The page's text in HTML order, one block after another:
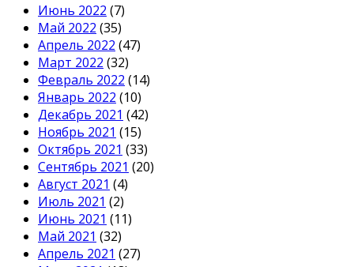
Июнь 2022 (7)
Май 2022 (35)
Апрель 2022 (47)
Март 2022 (32)
Февраль 2022 (14)
Январь 2022 (10)
Декабрь 2021 (42)
Ноябрь 2021 (15)
Октябрь 2021 (33)
Сентябрь 2021 (20)
Август 2021 (4)
Июль 2021 (2)
Июнь 2021 (11)
Май 2021 (32)
Апрель 2021 (27)